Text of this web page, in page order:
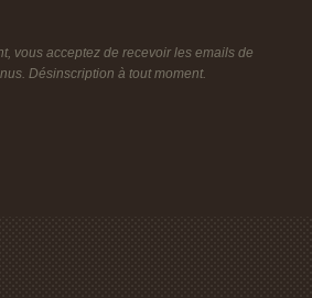
vous acceptez de recevoir les emails de
Désinscription à tout moment.